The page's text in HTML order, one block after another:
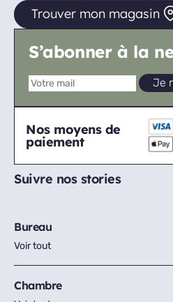
Trouver mon magasin
S’abonner à la
Nos moyens de
paiement
Suivre nos stories
Bureau
Voir tout
Chambre